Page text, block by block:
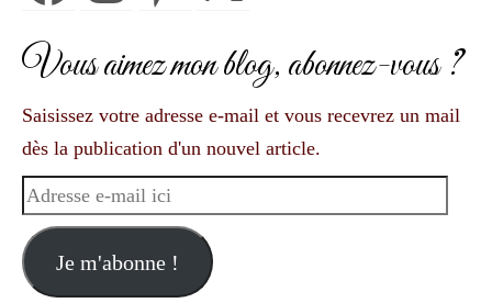
Vous aimez mon blog, abonnez-vous ?
Saisissez votre adresse e-mail et vous recevrez un mail
dès la publication d'un nouvel article.
Adresse
mail
ici
Je m'abonne !